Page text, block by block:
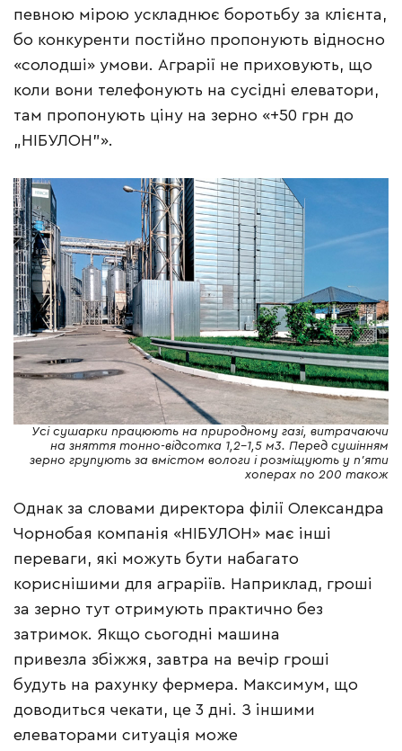
певною мірою ускладнює боротьбу за клієнта,
бо конкуренти постійно пропонують відносно
«солодші» умови. Аграрії не приховують, що
коли вони телефонують на сусідні елеватори,
там пропонують ціну на зерно «+50 грн до
„НІБУЛОН”».
Усі сушарки працюють на природному газі, витрачаючи
на зняття тонно-відсотка 1,2–1,5 м3. Перед сушінням
зерно групують за вмістом вологи і розміщують у п’яти
хоперах по 200 також
Однак за словами директора філії Олександра
Чорнобая компанія «НІБУЛОН» має інші
переваги, які можуть бути набагато
кориснішими для аграріїв. Наприклад, гроші
за зерно тут отримують практично без
затримок. Якщо сьогодні машина
привезла збіжжя, завтра на вечір гроші
будуть на рахунку фермера. Максимум, що
доводиться чекати, це 3 дні. З іншими
елеваторами ситуація може